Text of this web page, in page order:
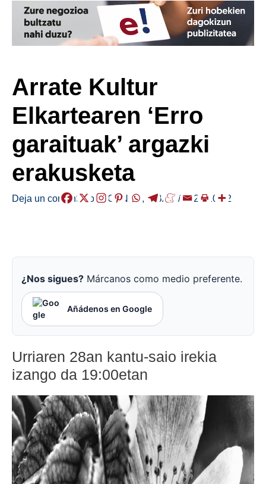
Arrate Kultur
Elkartearen ‘Erro
garaituak’ argazki
erakusketa
Deja un comentario /AGENDA , EIBAR / 2024-10-22
¿Nos sigues? Márcanos como medio preferente.
Añádenos en Google
Urriaren 28an kantu-saio irekia
izango da 19:00etan